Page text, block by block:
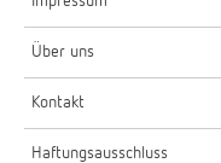
Über uns
Kontakt
Haftungsausschluss